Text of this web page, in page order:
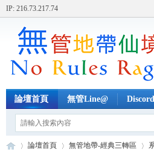
IP: 216.73.217.74
論壇首頁 無管Line@ Discord
論壇首頁 無管地帶-經典三轉區